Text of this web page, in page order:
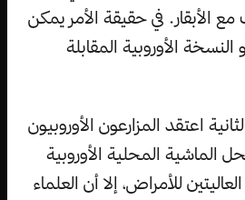
الأبقار. في حقيقة الأمر يمكن
النسخة الأوروبية المقابلة
اعتقد المزارعون الأوروبيون
الماشية المحلية الأوروبية
للأمراض، إلا أن العلماء